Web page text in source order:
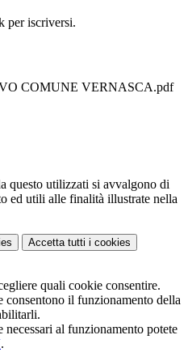
per iscriversi.
COMUNE VERNASCA.pdf
questo utilizzati si avvalgono di
ed utili alle finalità illustrate nella
Accetta tutti i cookies
quali cookie consentire.
consentono il funzionamento della
al funzionamento potete
.